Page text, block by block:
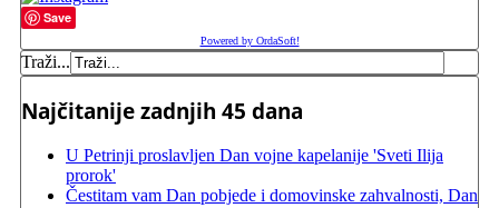
Save
Powered by OrdaSoft!
Traži...
Najčitanije zadnjih 45 dana
U Petrinji proslavljen Dan vojne kapelanije 'Sveti Ilija
prorok'
Čestitam vam Dan pobjede i domovinske zahvalnosti, Dan